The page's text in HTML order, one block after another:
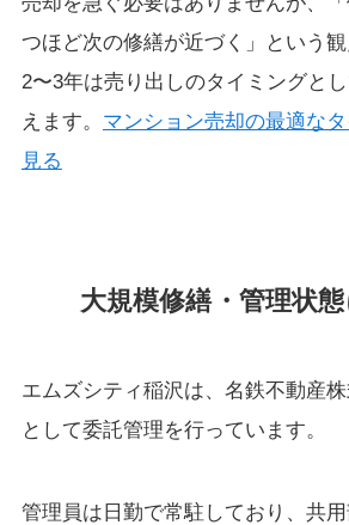
つほど次の修繕が近づく」という
2〜3年は売り出しのタイミングと
えます。 マンション売却の最適な
見る
大規模修繕・管理状
エムズシティ稲沢は、名鉄不動産
として委託管理を行っています。
管理員は日勤で常駐しており、共